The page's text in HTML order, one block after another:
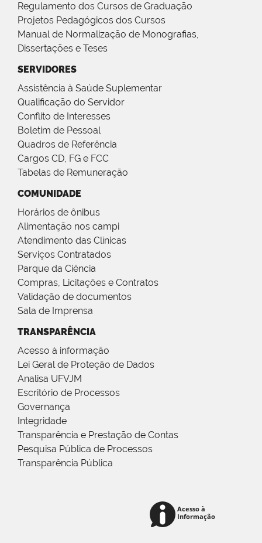
Regulamento dos Cursos de Graduação
Projetos Pedagógicos dos Cursos
Manual de Normalização de Monografias,
Dissertações e Teses
SERVIDORES
Assistência à Saúde Suplementar
Qualificação do Servidor
Conflito de Interesses
Boletim de Pessoal
Quadros de Referência
Cargos CD, FG e FCC
Tabelas de Remuneração
COMUNIDADE
Horários de ônibus
Alimentação nos campi
Atendimento das Clínicas
Serviços Contratados
Parque da Ciência
Compras, Licitações e Contratos
Validação de documentos
Sala de Imprensa
TRANSPARÊNCIA
Acesso à informação
Lei Geral de Proteção de Dados
Analisa UFVJM
Escritório de Processos
Governança
Integridade
Transparência e Prestação de Contas
Pesquisa Pública de Processos
Transparência Pública